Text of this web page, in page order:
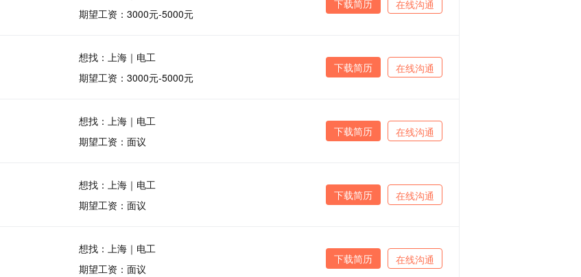
期望工资：3000元-5000元
在线沟通
下载简历
想找：上海｜电工
期望工资：3000元-5000元
在线沟通
下载简历
想找：上海｜电工
期望工资：面议
在线沟通
下载简历
想找：上海｜电工
期望工资：面议
在线沟通
下载简历
想找：上海｜电工
期望工资：面议
在线沟通
下载简历